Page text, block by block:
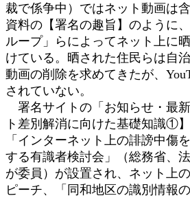
裁で係争中）ではネット動画は
資料の【署名の趣旨】のように
ループ」らによってネット上に
けている。晒された住民らは自
動画の削除を求めてきたが、
されていない。
署名サイトの「お知らせ・最
ト差別解消に向けた基礎知識①
「インターネット上の誹謗中傷
する有識者検討会」（総務省、
が委員）が設置され、ネット上
ピーチ、「同和地区の識別情報